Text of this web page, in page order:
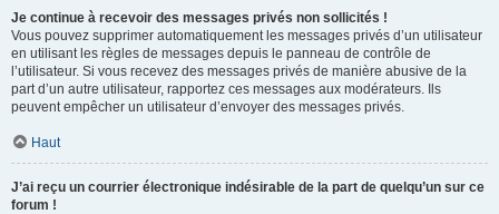
Je continue à recevoir des messages privés non sollicités !
Vous pouvez supprimer automatiquement les messages privés d’un utilisateur
en utilisant les règles de messages depuis le panneau de contrôle de
l’utilisateur. Si vous recevez des messages privés de manière abusive de la
part d’un autre utilisateur, rapportez ces messages aux modérateurs. Ils
peuvent empêcher un utilisateur d’envoyer des messages privés.
Haut
J’ai reçu un courrier électronique indésirable de la part de quelqu’un sur ce
forum !